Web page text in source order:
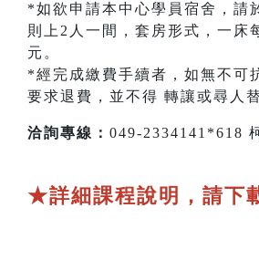
*如欲申請本中心學員宿舍，請
則上2人一間，套房形式，一床
元。
*經完成繳費手續者，如無不可
要求退費，並不得 轉讓或尋人替
洽詢專線： 049-2334141*618
★詳細課程說明，請下